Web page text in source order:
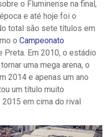
o Fluminense na final,
e até hoje foi o
total são sete títulos em
o Campeonato
Em 2010, o estádio
uma mega arena, o
2014 e apenas um ano
um título muito
em cima do rival